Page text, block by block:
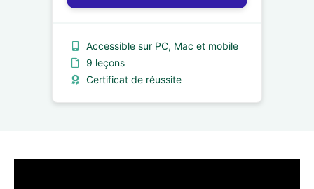
Accessible sur PC, Mac et mobile
9 leçons
Certificat de réussite